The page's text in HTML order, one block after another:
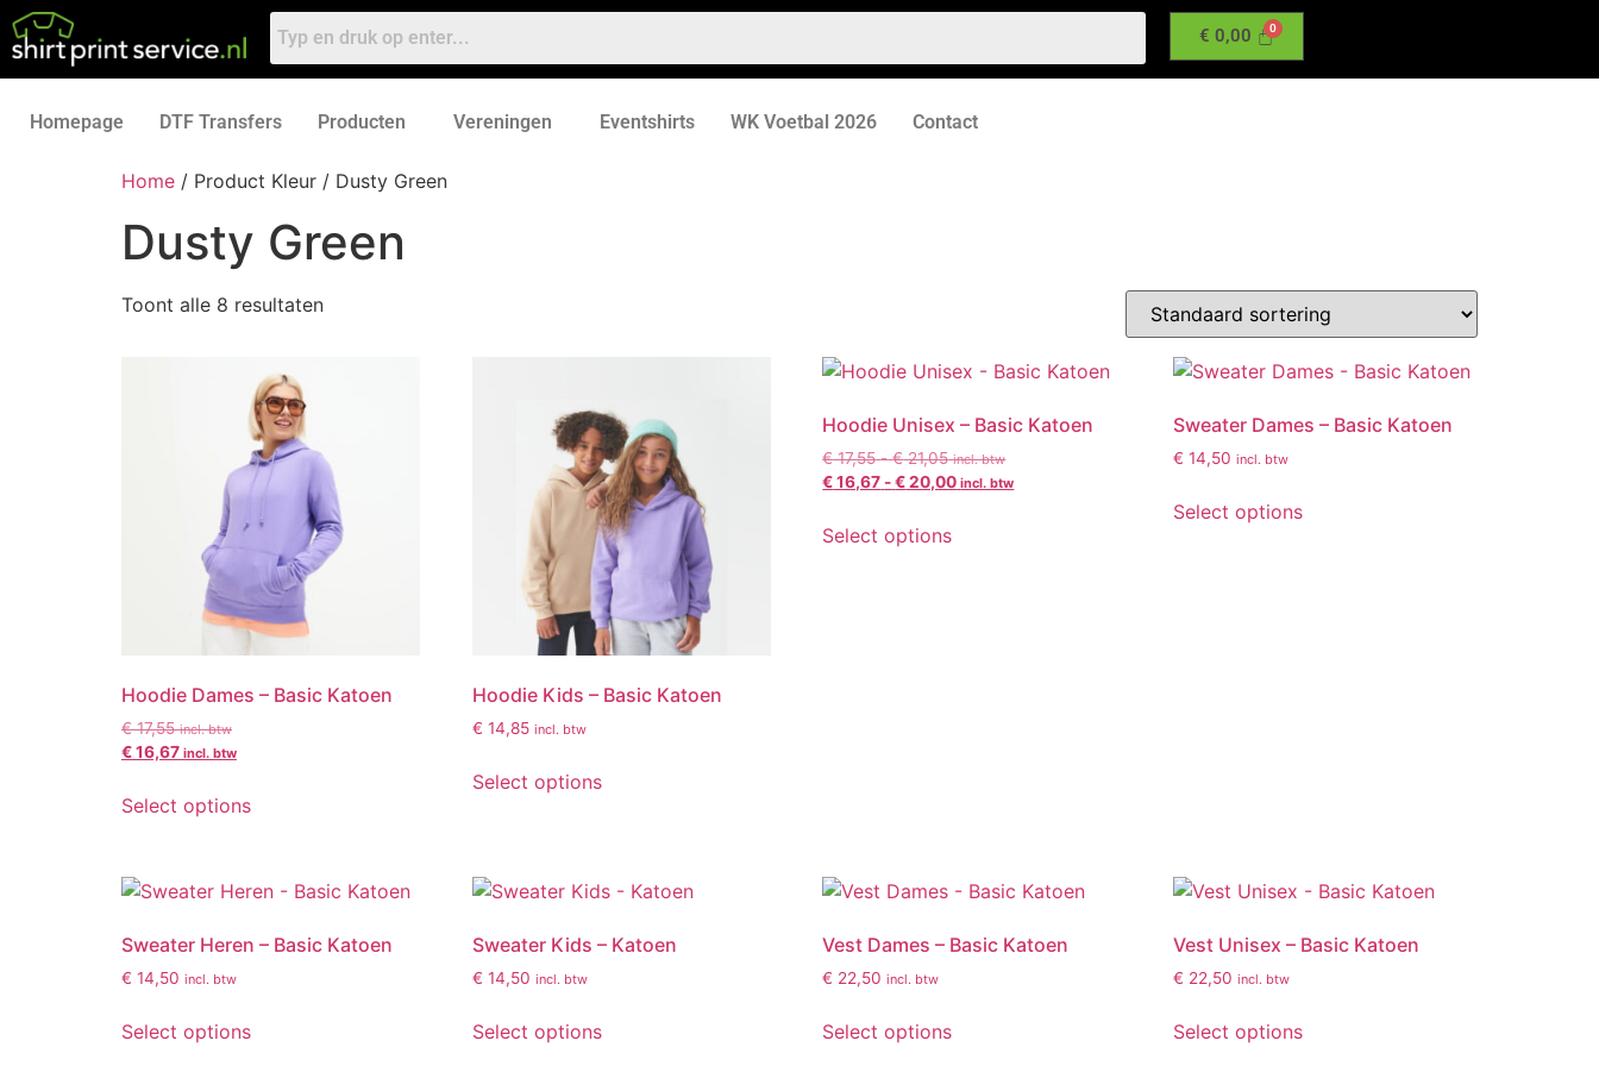
€ 0,00
Homepage DTF Transfers Producten Vereningen Eventshirts WK Voetbal 2026 Contact
Home / Product Kleur / Dusty Green
Dusty Green
Toont alle 8 resultaten
Hoodie Dames – Basic Katoen
€17,55 incl. btw
€16,67 incl. btw
Select options
Hoodie Kids – Basic Katoen
€ 14,85 incl. btw
Select options
Hoodie Unisex – Basic Katoen
€17,55 - €21,05 incl. btw
€16,67 - €20,00 incl. btw
Select options
Sweater Dames – Basic Katoen
€ 14,50 incl. btw
Select options
Sweater Heren – Basic Katoen
€ 14,50 incl. btw
Select options
Sweater Kids – Katoen
€ 14,50 incl. btw
Select options
Vest Dames – Basic Katoen
€ 22,50 incl. btw
Select options
Vest Unisex – Basic Katoen
€ 22,50 incl. btw
Select options